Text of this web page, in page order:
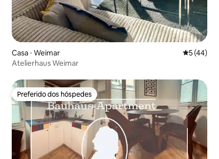
Casa ⋅ Weimar 5 de uma
5 (44)
Atelierhaus Weimar
Preferido dos hóspedes
Preferido dos hóspedes